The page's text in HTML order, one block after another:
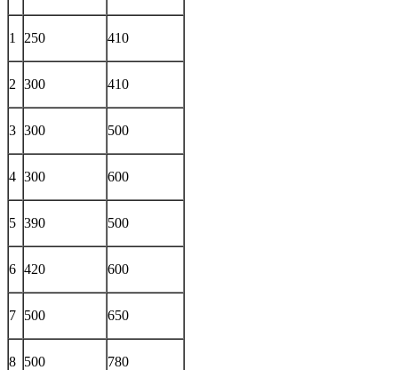
1 250 410
2 300 410
3 300 500
4 300 600
5 390 500
6 420 600
7 500 650
8 500 780